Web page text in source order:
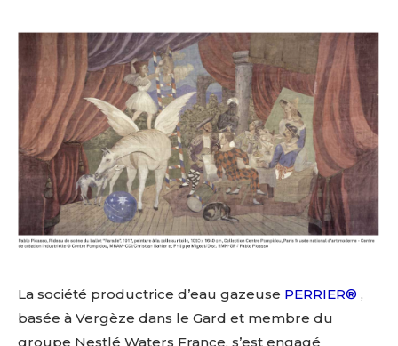
La société productrice d’eau gazeuse PERRIER® ,
basée à Vergèze dans le Gard et membre du
groupe Nestlé Waters France, s’est engagé